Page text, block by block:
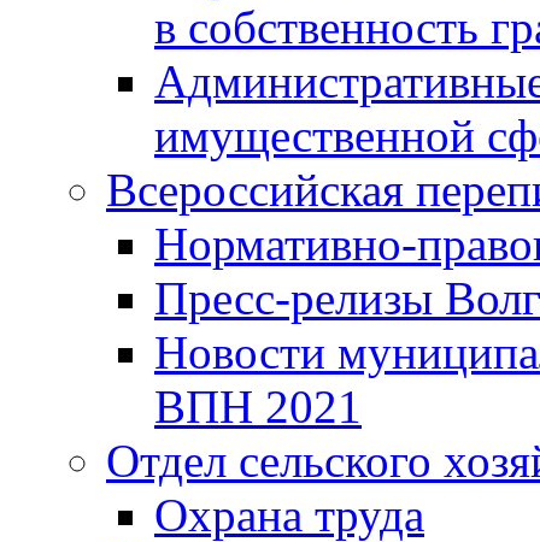
в собственность
имущественной
Всероссийская
Нормативно-
Пресс-релизы
Новости
ВПН 2021
Отдел сельского
Охрана труда